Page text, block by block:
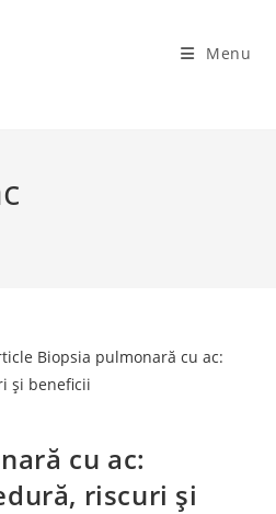
Menu
cu ac:
riscuri și